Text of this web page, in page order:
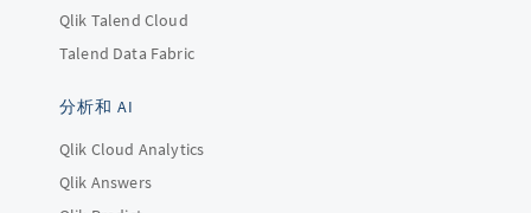
Qlik Talend Cloud
Talend Data Fabric
分析和 AI
Qlik Cloud Analytics
Qlik Answers